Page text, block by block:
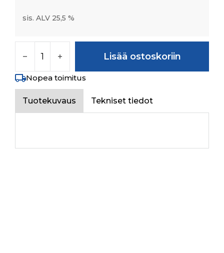
sis. ALV 25,5 %
Lisää ostoskoriin
Nopea toimitus
Tuotekuvaus Tekniset tiedot